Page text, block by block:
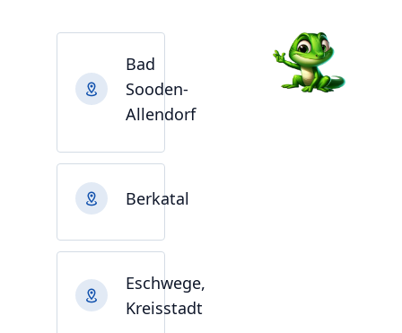
Bad
Sooden-
Allendorf
Berkatal
Eschwege,
Kreisstadt